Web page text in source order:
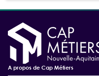
A propos de Cap Métiers